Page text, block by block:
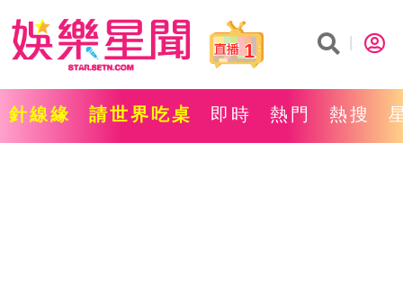
1
針線緣 請世界吃桌 即時 熱門 熱搜